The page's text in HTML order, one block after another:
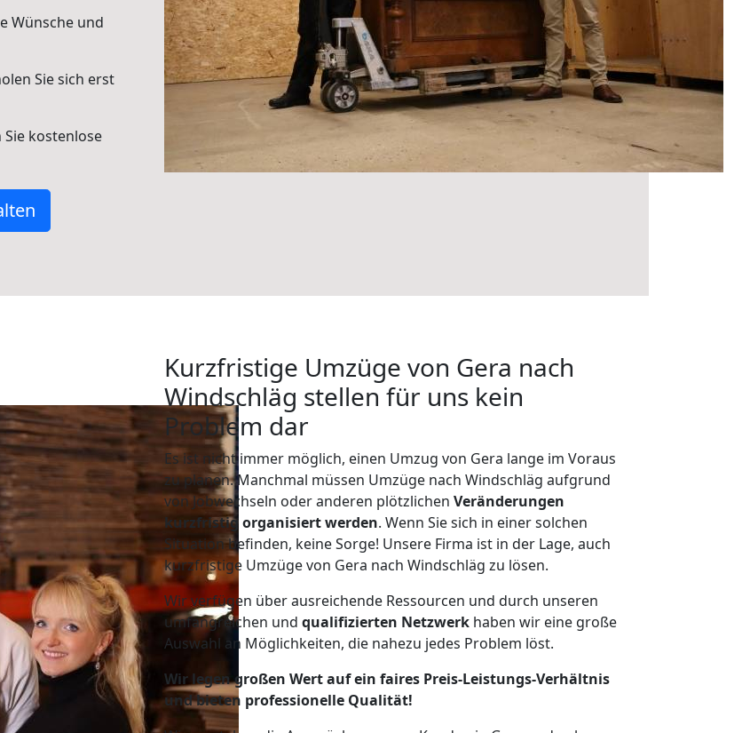
Wünsche und
Sie sich erst
kostenlose
Kurzfristige Umzüge von Gera nach
Windschläg stellen für uns kein
Problem dar
Es ist nicht immer möglich, einen Umzug von Gera lange im Voraus
zu planen. Manchmal müssen Umzüge nach Windschläg aufgrund
von Jobwechseln oder anderen plötzlichen Veränderungen
kurzfristig organisiert werden. Wenn Sie sich in einer solchen
Situation befinden, keine Sorge! Unsere Firma ist in der Lage, auch
kurzfristige Umzüge von Gera nach Windschläg zu lösen.
Wir verfügen über ausreichende Ressourcen und durch unseren
umfangreichen und qualifizierten Netzwerk haben wir eine große
Auswahl an Möglichkeiten, die nahezu jedes Problem löst.
Wir legen großen Wert auf ein faires Preis-Leistungs-Verhältnis
und bieten professionelle Qualität!